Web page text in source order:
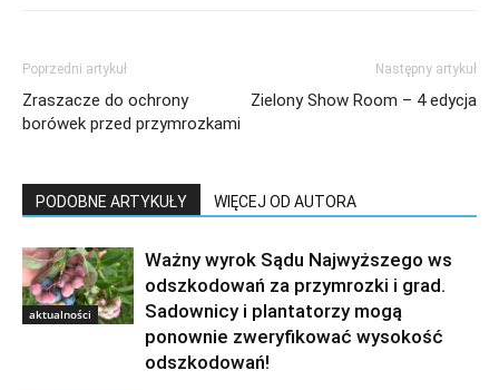
Poprzedni artykuł
Zraszacze do ochrony
borówek przed przymrozkami
Następny artykuł
Zielony Show Room – 4 edycja
PODOBNE ARTYKUŁY WIĘCEJ OD AUTORA
aktualności
Ważny wyrok Sądu Najwyższego ws
odszkodowań za przymrozki i grad.
Sadownicy i plantatorzy mogą
ponownie zweryfikować wysokość
odszkodowań!